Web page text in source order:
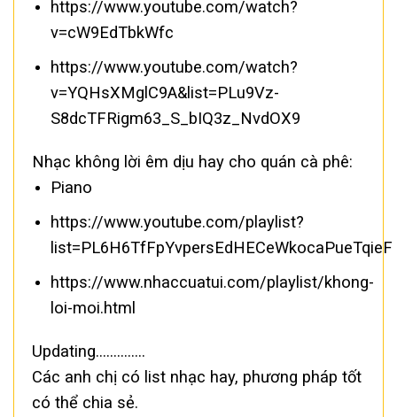
https://www.youtube.com/watch?
v=cW9EdTbkWfc
https://www.youtube.com/watch?
v=YQHsXMglC9A&list=PLu9Vz-
S8dcTFRigm63_S_bIQ3z_NvdOX9
Nhạc không lời êm dịu hay cho quán cà phê:
Piano
https://www.youtube.com/playlist?
list=PL6H6TfFpYvpersEdHECeWkocaPueTqieF
https://www.nhaccuatui.com/playlist/khong-
loi-moi.html
Updating…………..
Các anh chị có list nhạc hay, phương pháp tốt
có thể chia sẻ.